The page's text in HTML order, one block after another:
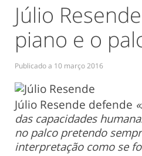
Júlio
piano e o
Publicado a 10 março 2016
Júlio Resende defende
das capacidades
no palco pretendo
interpretação como se